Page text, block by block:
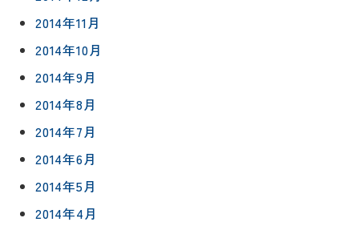
2014年11月
2014年10月
2014年9月
2014年8月
2014年7月
2014年6月
2014年5月
2014年4月